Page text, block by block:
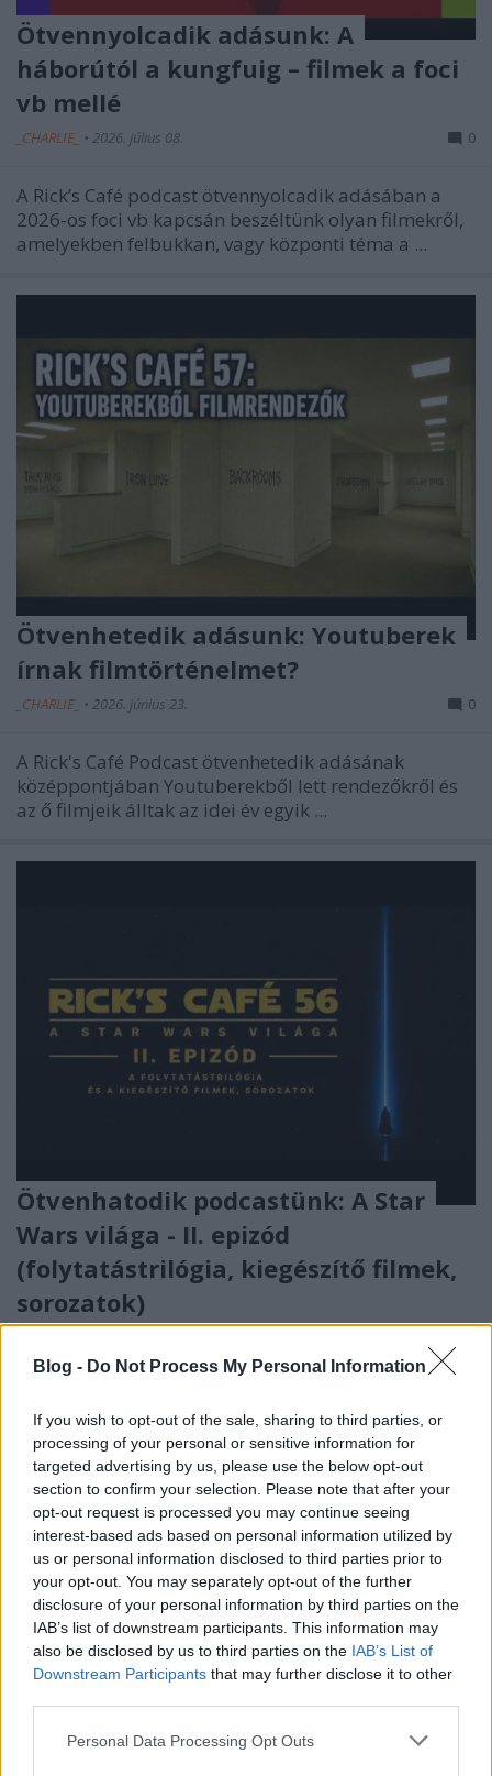
Blog - Do Not Process My Personal Information
If you wish to opt-out of the sale, sharing to third parties, or
processing of your personal or sensitive information for
targeted advertising by us, please use the below opt-out
section to confirm your selection. Please note that after your
opt-out request is processed you may continue seeing
interest-based ads based on personal information utilized by
us or personal information disclosed to third parties prior to
your opt-out. You may separately opt-out of the further
disclosure of your personal information by third parties on the
IAB’s list of downstream participants. This information may
also be disclosed by us to third parties on the IAB’s List of
Downstream Participants that may further disclose it to other
Please note that this website/app uses one or more Google
Personal Data Processing Opt Outs
Ötvennyolcadik adásunk: A
háborútól a kungfuig – filmek a foci
vb mellé
_CHARLIE_ • 2026. július 08. 0
A Rick’s Café podcast ötvennyolcadik adásában a
2026-os foci vb kapcsán beszéltünk olyan filmekről,
amelyekben felbukkan, vagy központi téma a ...
Ötvenhetedik adásunk: Youtuberek
írnak filmtörténelmet?
_CHARLIE_ • 2026. június 23. 0
A Rick's Café Podcast ötvenhetedik adásának
középpontjában Youtuberekből lett rendezőkről és
az ő filmjeik álltak az idei év egyik ...
Ötvenhatodik podcastünk: A Star
Wars világa - II. epizód
(folytatástrilógia, kiegészítő filmek,
sorozatok)
folytatjuk utazásunkat a Star Wars világában.
Második nekifutásra a folytatástrilógia (2015-2019)